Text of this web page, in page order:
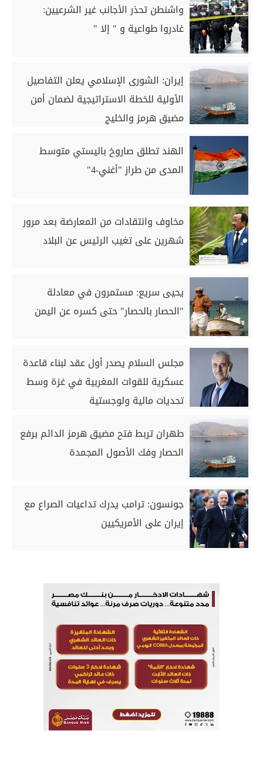
واشنطن تحذر الأجانب غير الشرعيين:
غادروا طواعية و " إلا "
إيران: الشورى الإسلامي يعلن التفاصيل
الأولية للخطة الاستراتيجية لضمان أمن
مضيق هرمز والخليج
الهند تطلق صاروخ باليستي متوسط
المدى من طراز "أغني-4"
مخاوف وانتقادات من المعارضة بعد مرور
شهرين على تغيب الرئيس عن البلاد
يحيى سريع: مستمرون في معادلة
"الحصار بالحصار" حتى كسره عن اليمن
مجلس السلام يصدر أول عقد لبناء قاعدة
عسكرية للقوات المغربية في غزة وسط
تحديات مالية ولوجستية
طهران تربط فتح مضيق هرمز الدائم برفع
الحصار وفك الأصول المجمدة
جونسون: ترامب يدرك تداعيات الصراع مع
إيران على الأمريكيين